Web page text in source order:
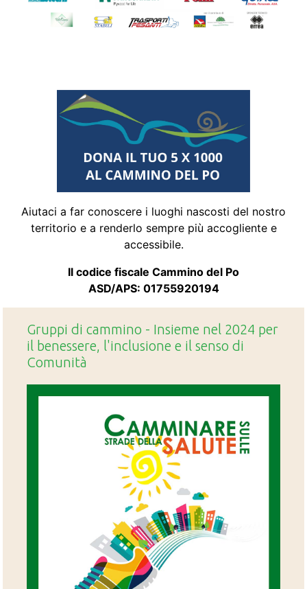
Aiutaci a far conoscere i luoghi nascosti del nostro
territorio e a renderlo sempre più accogliente e
accessibile.
Il codice fiscale Cammino del Po
ASD/APS: 01755920194
Gruppi di cammino - Insieme nel 2024 per
il benessere, l'inclusione e il senso di
Comunità